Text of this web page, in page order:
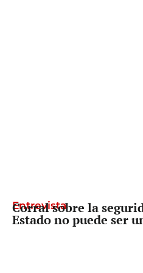
Entrevista
Corral sobre la
Estado no puede ser